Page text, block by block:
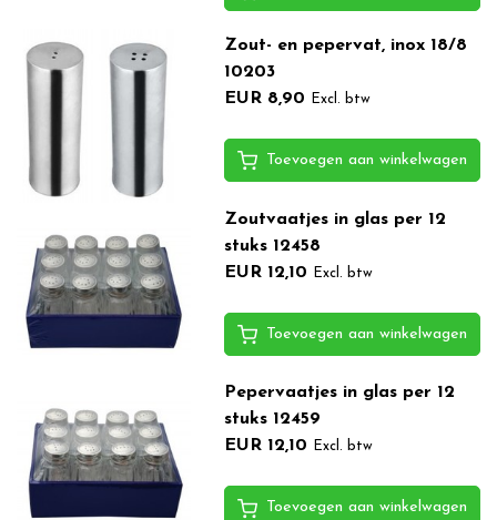
Zout- en pepervat, inox 18/8
10203
EUR 8,90
Excl. btw
Toevoegen aan winkelwagen
Zoutvaatjes in glas per 12
stuks 12458
EUR 12,10
Excl. btw
Toevoegen aan winkelwagen
Pepervaatjes in glas per 12
stuks 12459
EUR 12,10
Excl. btw
Toevoegen aan winkelwagen